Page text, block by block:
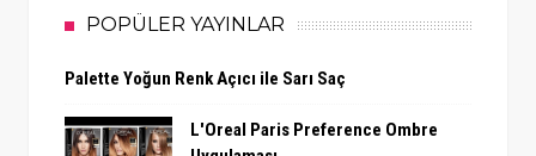
POPÜLER YAYINLAR
Palette Yoğun Renk Açıcı ile Sarı Saç
L'Oreal Paris Preference Ombre